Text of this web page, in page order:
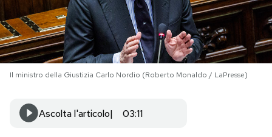
NEWSLETTER
I MIEI PREFERITI
CALENDARIO
Il ministro della Giustizia Carlo Nordio (Roberto Monaldo / LaPresse)
Ascolta l'articolo 03:11